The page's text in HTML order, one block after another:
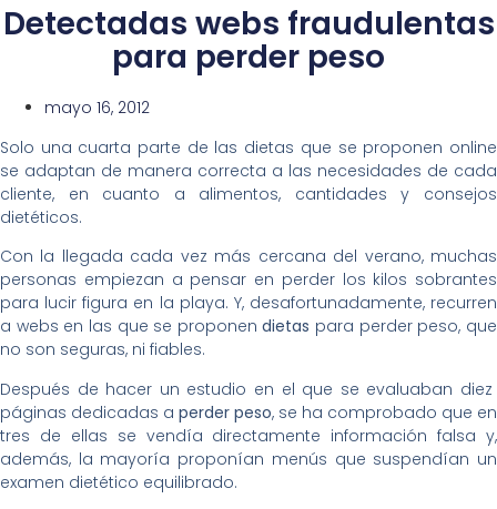
Detectadas webs fraudulentas
para perder peso
mayo 16, 2012
Solo una cuarta parte de las dietas que se proponen online
se adaptan de manera correcta a las necesidades de cada
cliente, en cuanto a alimentos, cantidades y consejos
dietéticos.
Con la llegada cada vez más cercana del verano, muchas
personas empiezan a pensar en perder los kilos sobrantes
para lucir figura en la playa. Y, desafortunadamente, recurren
a webs en las que se proponendietas para perder peso, que
no son seguras, ni fiables.
Después de hacer un estudio en el que se evaluaban diez
páginas dedicadas a perder peso, se ha comprobado que en
tres de ellas se vendía directamente información falsa y,
además, la mayoría proponían menús que suspendían un
examen dietético equilibrado.